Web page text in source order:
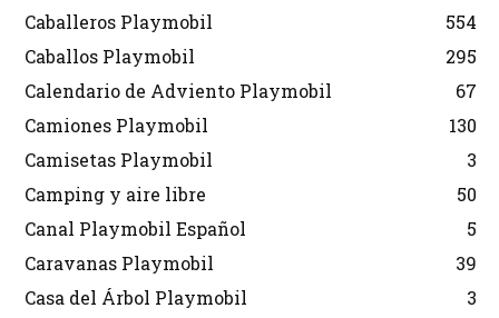
Caballeros Playmobil
554
Caballos Playmobil
295
Calendario de Adviento Playmobil
67
Camiones Playmobil
130
Camisetas Playmobil
3
Camping y aire libre
50
Canal Playmobil Español
5
Caravanas Playmobil
39
Casa del Árbol Playmobil
3